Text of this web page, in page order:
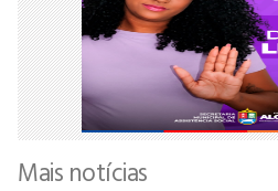
Mais notícias